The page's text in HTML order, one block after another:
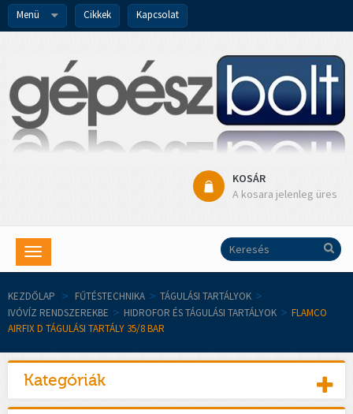
Menü Cikkek Kapcsolat
KOSÁR
A kosara jelenleg üres
Toggle
navigation
KEZDŐLAP > FŰTÉSTECHNIKA > TÁGULÁSI TARTÁLYOK >
IVÓVÍZ RENDSZEREKBE > HIDROFOR ÉS TÁGULÁSI TARTÁLYOK > FLAMCO
AIRFIX D TÁGULÁSI TARTÁLY 35/8 BAR
Kategóriák